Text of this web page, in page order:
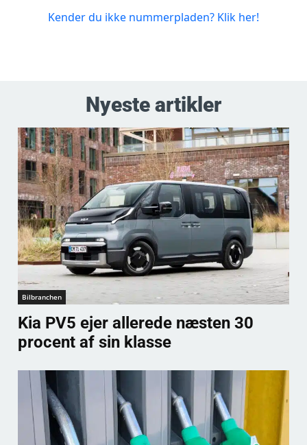
Nyeste artikler
Bilbranchen
Kia PV5 ejer allerede næsten 30
procent af sin klasse